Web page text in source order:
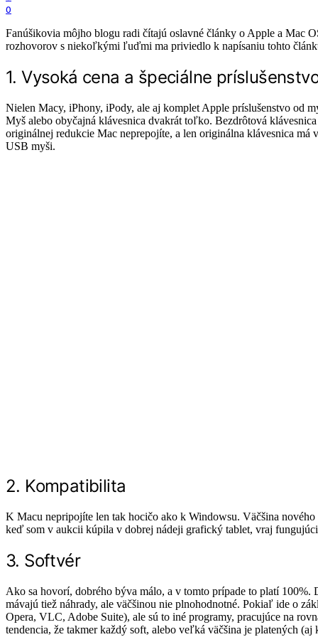
0
Fanúšikovia môjho blogu radi čítajú oslavné články o Apple a Mac
rozhovorov s niekoľkými ľuďmi ma priviedlo k napísaniu tohto
1. Vysoká cena a špeciálne
Nielen Macy, iPhony, iPody, ale aj komplet Apple príslušenstvo od
Myš alebo obyčajná klávesnica dvakrát toľko. Bezdrôtová
originálnej redukcie Mac neprepojíte, a len originálna klávesnica
USB myši.
2. Kompatibilita
K Macu nepripojíte len tak hocičo ako k Windowsu. Väčšina
keď som v aukcii kúpila v dobrej nádeji grafický tablet, vraj
3. Softvér
Ako sa hovorí, dobrého býva málo, a v tomto prípade to platí
mávajú tiež náhrady, ale väčšinou nie plnohodnotné. Pokiaľ ide o
Opera, VLC, Adobe Suite), ale sú to iné programy, pracujúce na
tendencia, že takmer každý soft, alebo veľká väčšina je platených